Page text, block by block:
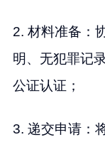
2. 材料准备：
明、无犯罪记
公证认证；
3. 递交申请：